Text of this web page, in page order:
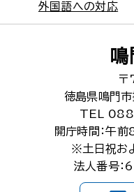
外国語への対応
徳島県鳴門
TEL 088-
開庁時間：午
※土日祝お
法人番号